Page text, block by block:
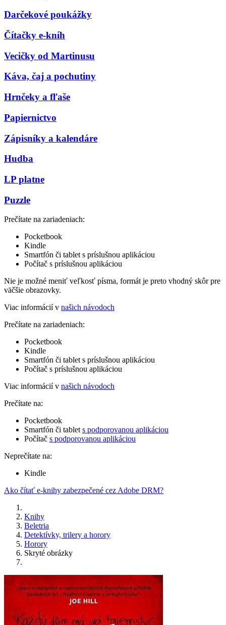
Darčekové poukážky
Čítačky e-kníh
Vecičky od Martinusu
Káva, čaj a pochutiny
Hrnčeky a fľaše
Papiernictvo
Zápisníky a kalendáre
Hudba
LP platne
Puzzle
Prečítate na zariadeniach:
Pocketbook
Kindle
Smartfón či tablet s príslušnou aplikáciou
Počítač s príslušnou aplikáciou
Nie je možné meniť veľkosť písma, formát je preto vhodný skôr pre
väčšie obrazovky.
Viac informácií v našich návodoch
Prečítate na zariadeniach:
Pocketbook
Kindle
Smartfón či tablet s príslušnou aplikáciou
Počítač s príslušnou aplikáciou
Viac informácií v našich návodoch
Prečítate na:
Pocketbook
Smartfón či tablet s podporovanou aplikáciou
Počítač s podporovanou aplikáciou
Neprečítate na:
Kindle
Ako čítať e-knihy zabezpečené cez Adobe DRM?
Knihy
Beletria
Detektívky, trilery a horory
Horory
Skryté obrázky